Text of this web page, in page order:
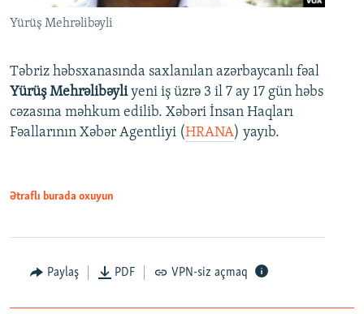
Yürüş Mehrəlibəyli
Təbriz həbsxanasında saxlanılan azərbaycanlı fəal
Yürüş Mehrəlibəyliyeni iş üzrə 3 il 7 ay 17 gün həbs
cəzasına məhkum edilib. Xəbəri İnsan Haqları
Fəallarının Xəbər Agentliyi (HRANA) yayıb.
Ətraflı burada oxuyun
Paylaş PDF VPN-siz açmaq